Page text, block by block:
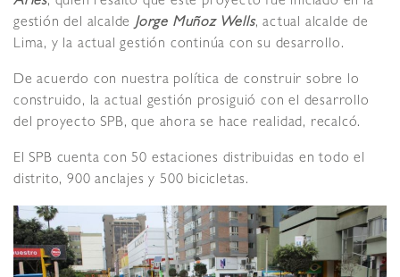
gestión del alcalde Jorge Muñoz Wells, actual alcalde de
Lima, y la actual gestión continúa con su desarrollo.
De acuerdo con nuestra política de construir sobre lo
construido, la actual gestión prosiguió con el desarrollo
del proyecto SPB, que ahora se hace realidad, recalcó.
El SPB cuenta con 50 estaciones distribuidas en todo el
distrito, 900 anclajes y 500 bicicletas.